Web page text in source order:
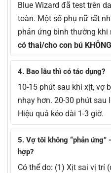
Blue Wizard đã test trên
toàn. Một số phụ nữ rất
phản ứng bình thường
có thai/cho con bú
4. Bao lâu thì có tác dụng?
10-15 phút sau khi xịt, vợ
nhạy hơn. 20-30 phút sau
Hiệu quả kéo dài 1-3 giờ.
5. Vợ tôi không “phản ứng”
hợp?
Có thể do: (1) Xịt sai vị trí